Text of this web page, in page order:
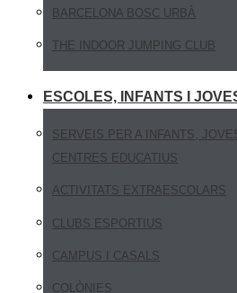
BARCELONA BOSC URBÀ
THE INDOOR JUMPING CLUB
ESCOLES, INFANTS I
SERVEIS PER A INFANTS,
CENTRES EDUCATIUS
ACTIVITATS EXTRAESCOLARS
CLUBS ESPORTIUS
CAMPUS I CASALS
COLÒNIES